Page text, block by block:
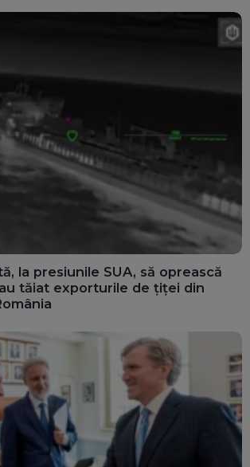
la presiunile SUA, să oprească
tăiat exporturile de țiței din